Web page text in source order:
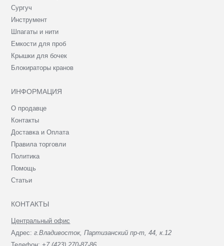
Сургуч
Инструмент
Шпагаты и нити
Емкости для проб
Крышки для бочек
Блокираторы кранов
ИНФОРМАЦИЯ
О продавце
Контакты
Доставка и Оплата
Правила торговли
Политика
Помощь
Статьи
КОНТАКТЫ
Центральный офис
Адрес:г.Владивосток, Партизанский пр-т, 44, к.12